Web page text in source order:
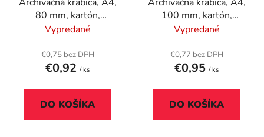
80 mm, kartón,
DONAU, prírodná
Vypredané
€0,75 bez DPH
€0,92 / ks
DO KOŠÍKA
100 mm, kartón,
DONAU, prírodná
Vypredané
€0,77 bez DPH
€0,95 / ks
DO KOŠÍKA